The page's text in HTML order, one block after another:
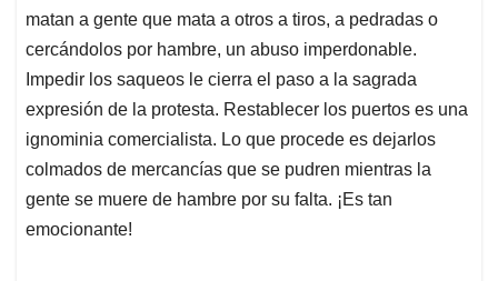
matan a gente que mata a otros a tiros, a pedradas o
cercándolos por hambre, un abuso imperdonable.
Impedir los saqueos le cierra el paso a la sagrada
expresión de la protesta. Restablecer los puertos es una
ignominia comercialista. Lo que procede es dejarlos
colmados de mercancías que se pudren mientras la
gente se muere de hambre por su falta. ¡Es tan
emocionante!